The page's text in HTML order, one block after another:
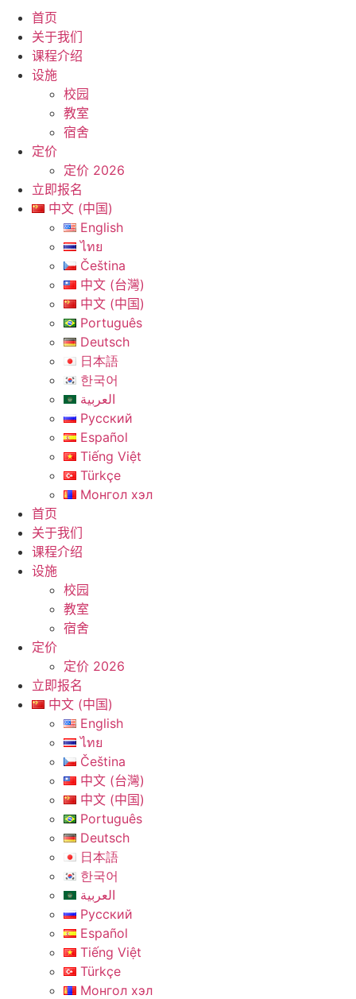
首页
关于我们
课程介绍
设施
校园
教室
宿舍
定价
定价 2026
立即报名
中文 (中国)
English
ไทย
Čeština
中文 (台灣)
中文 (中国)
Português
Deutsch
日本語
한국어
العربية
Русский
Español
Tiếng Việt
Türkçe
Монгол хэл
首页
关于我们
课程介绍
设施
校园
教室
宿舍
定价
定价 2026
立即报名
中文 (中国)
English
ไทย
Čeština
中文 (台灣)
中文 (中国)
Português
Deutsch
日本語
한국어
العربية
Русский
Español
Tiếng Việt
Türkçe
Монгол хэл